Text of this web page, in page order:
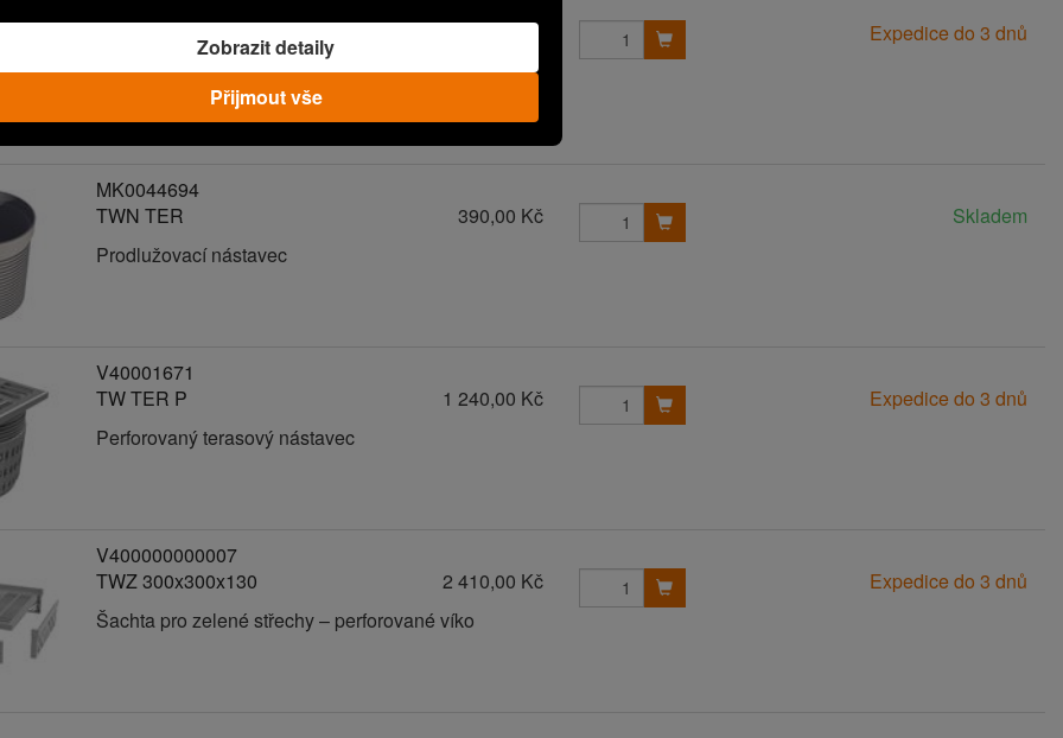
Zobrazit detaily
Přijmout vše
1 190,00 Kč
Expedice do 3 dnů
Terasový nástavec
MK0044694
TWN TER
390,00 Kč
Skladem
Prodlužovací nástavec
V40001671
TW TER P
1 240,00 Kč
Expedice do 3 dnů
Perforovaný terasový nástavec
V400000000007
TWZ 300x300x130
2 410,00 Kč
Expedice do 3 dnů
Šachta pro zelené střechy – perforované víko